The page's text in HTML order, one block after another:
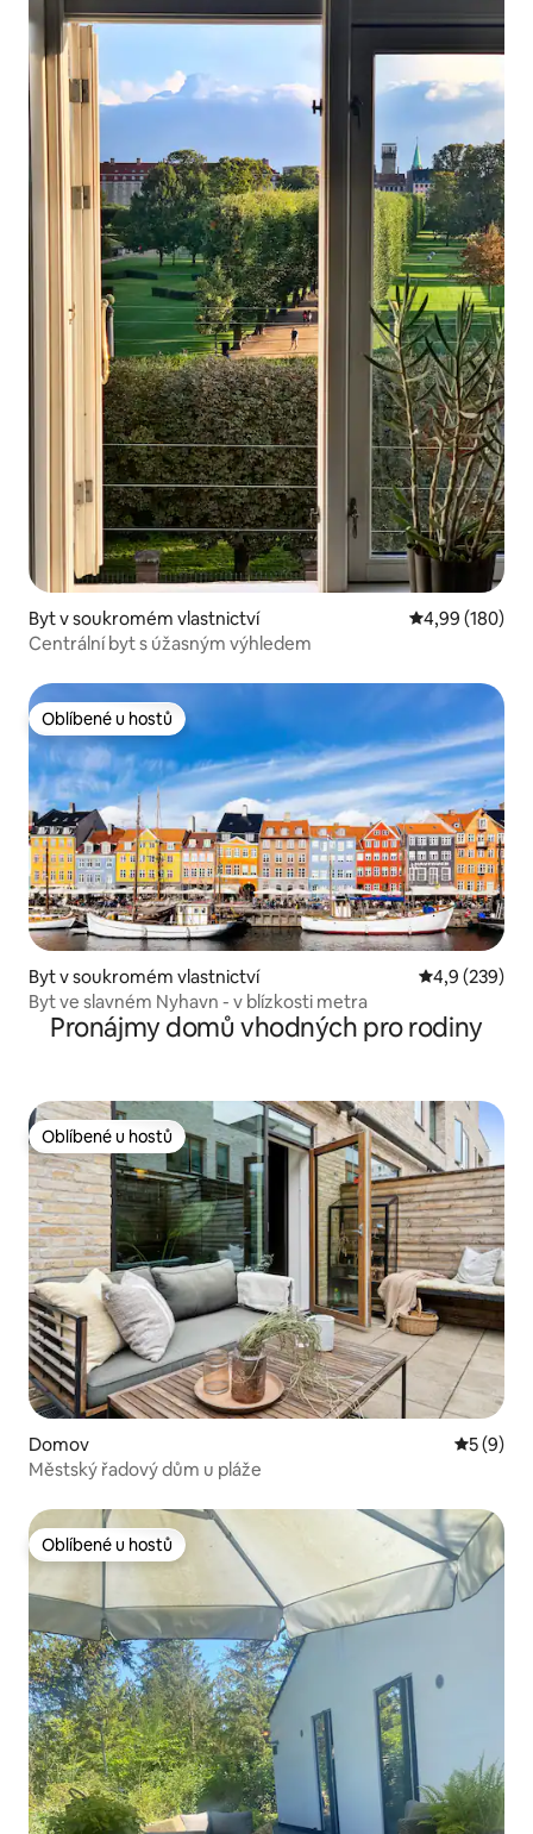
Byt v soukromém vlastnictví Průměrné
4,99 (180)
Centrální byt s úžasným výhledem
Oblíbené u hostů
Oblíbené u hostů
Byt v soukromém vlastnictví Průměrné
4,9 (239)
Byt ve slavném Nyhavn - v blízkosti metra
Pronájmy domů vhodných pro rodiny
Oblíbené u hostů
Oblíbené u hostů
Domov
5 (9)
Městský řadový dům u pláže
Oblíbené u hostů
Oblíbené u hostů